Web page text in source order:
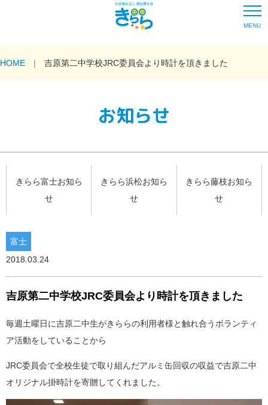
MENU
HOME 吉原第二中学校JRC委員会より時計を頂きました
お知らせ
きらら富士お知ら
せ
きらら浜松お知ら
せ
きらら藤枝お知ら
せ
富士
2018.03.24
吉原第二中学校JRC委員会より時計を頂きました
毎週土曜日に吉原二中生がきららの利用者様と触れ合うボランティ
ア活動をしていることから
JRC委員会で全校生徒で取り組んだアルミ缶回収の収益で吉原二中
オリジナル掛時計を寄贈してくれました。